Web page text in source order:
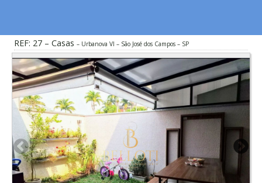
REF: 27 – Casas Urbanova VI – São José dos Campos – SP